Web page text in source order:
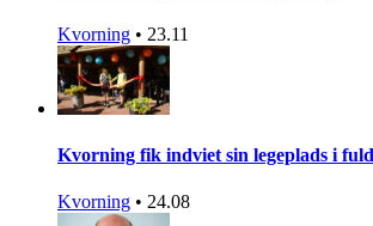
Kvorning • 23.11
Kvorning fik indviet sin legeplads i
Kvorning • 24.08